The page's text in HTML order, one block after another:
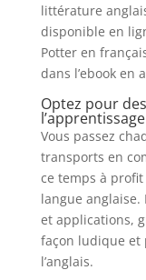
littérature
disponible en
Potter en
dans l’ebook en
Optez pour
Vous passez
transports en
ce temps à
langue
et applications,
façon ludique et
l’anglais.